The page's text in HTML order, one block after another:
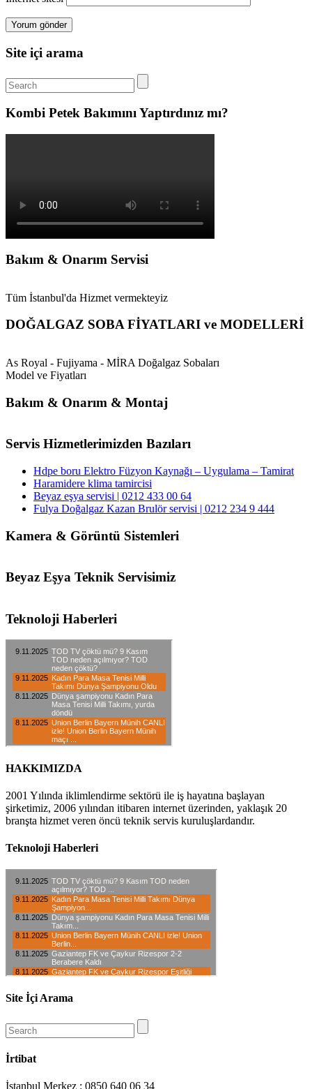
Site içi arama
Kombi Petek Bakımını Yaptırdınız mı?
Bakım & Onarım Servisi
Tüm İstanbul'da Hizmet vermekteyiz
DOĞALGAZ SOBA FİYATLARI ve MODELLERİ
As Royal - Fujiyama - MİRA Doğalgaz Sobaları
Model ve Fiyatları
Bakım & Onarım & Montaj
Servis Hizmetlerimizden Bazıları
Hdpe boru Elektro Füzyon Kaynağı – Uygulama – Tamirat
Haramidere klima tamircisi
Beyaz eşya servisi | 0212 433 00 64
Fulya Doğalgaz Kazan Brulör servisi | 0212 234 9 444
Kamera & Görüntü Sistemleri
Beyaz Eşya Teknik Servisimiz
Teknoloji Haberleri
HAKKIMIZDA
2001 Yılında iklimlendirme sektörü ile iş hayatına başlayan
şirketimiz, 2006 yılından itibaren internet üzerinden, yaklaşık 20
branşta hizmet veren öncü teknik servis kuruluşlardandır.
Teknoloji Haberleri
Site İçi Arama
İrtibat
İstanbul Merkez : 0850 640 06 34